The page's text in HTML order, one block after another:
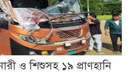
ও শিশুসহ ১৯ প্রাণহানি